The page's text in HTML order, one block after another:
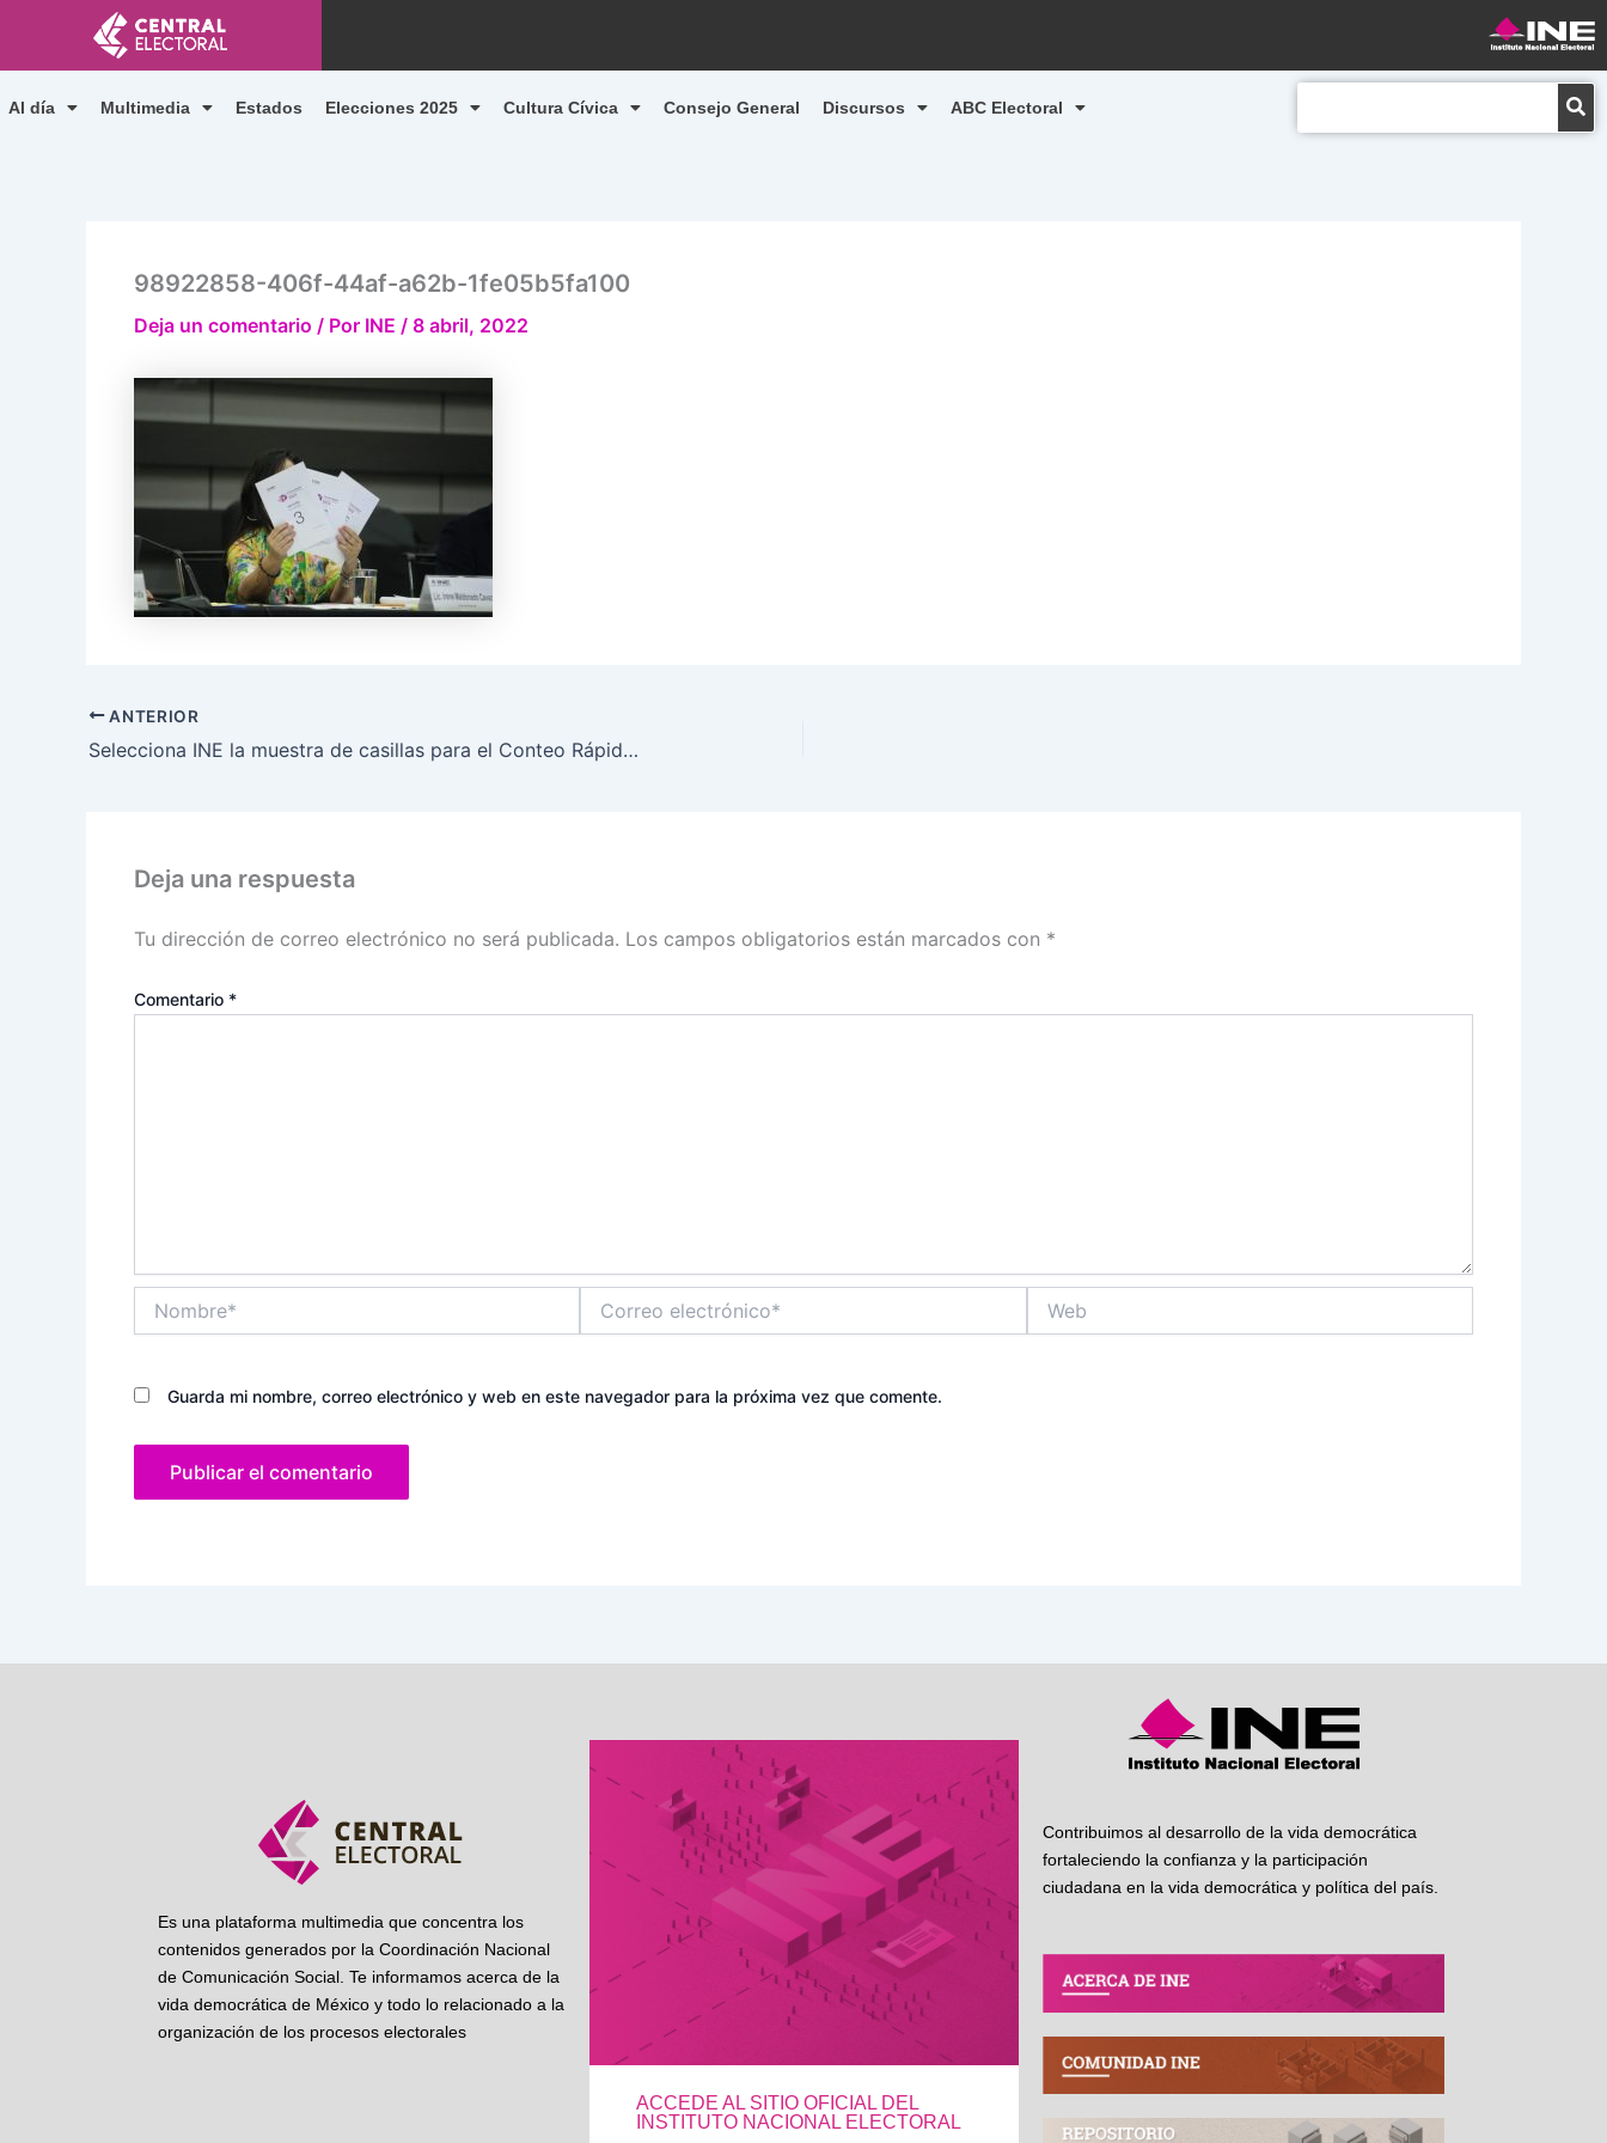
contenido
Al día Multimedia Estados Elecciones 2025 Cultura Cívica Consejo General Discursos ABC Electoral
98922858-406f-44af-a62b-1fe05b5fa100
Deja un comentario / Por INE / 8 abril, 2022
ANTERIOR
Selecciona INE la muestra de casillas para el Conteo Rápido de la Revocación de Mandato
Deja una respuesta
Tu dirección de correo electrónico no será publicada. Los campos obligatorios están marcados con *
Comentario *
electrónico*
Guarda mi nombre, correo electrónico y web en este navegador para la próxima vez que comente.
Es una plataforma multimedia que concentra los
contenidos generados por la Coordinación Nacional
de Comunicación Social. Te informamos acerca de la
vida democrática de México y todo lo relacionado a la
organización de los procesos electorales
ACCEDE AL SITIO OFICIAL DEL
INSTITUTO NACIONAL ELECTORAL
Contribuimos al desarrollo de la vida democrática
fortaleciendo la confianza y la participación
ciudadana en la vida democrática y política del país.